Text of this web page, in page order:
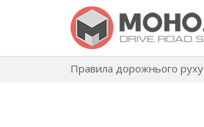
Правила дорожнього руху